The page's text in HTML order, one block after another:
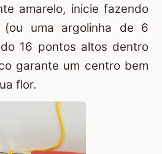
amarelo, inicie fazendo
(ou uma argolinha de 6
16 pontos altos dentro
garante um centro bem
flor.